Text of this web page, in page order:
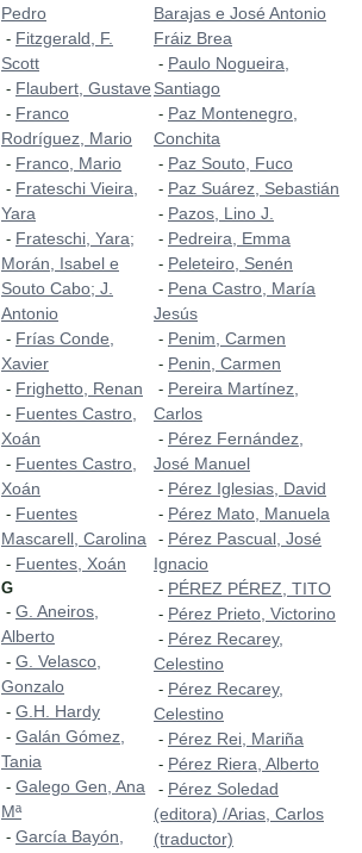
Pedro
- Fitzgerald, F.
Scott
- Flaubert, Gustave
- Franco
Rodríguez, Mario
- Franco, Mario
- Frateschi Vieira,
Yara
- Frateschi, Yara;
Morán, Isabel e
Souto Cabo; J.
Antonio
- Frías Conde,
Xavier
- Frighetto, Renan
- Fuentes Castro,
Xoán
- Fuentes Castro,
Xoán
- Fuentes
Mascarell, Carolina
- Fuentes, Xoán
G
- G. Aneiros,
Alberto
- G. Velasco,
Gonzalo
- G.H. Hardy
- Galán Gómez,
Tania
- Galego Gen, Ana
Mª
- García Bayón,
Barajas e José Antonio
Fráiz Brea
- Paulo Nogueira,
Santiago
- Paz Montenegro,
Conchita
- Paz Souto, Fuco
- Paz Suárez, Sebastián
- Pazos, Lino J.
- Pedreira, Emma
- Peleteiro, Senén
- Pena Castro, María
Jesús
- Penim, Carmen
- Penin, Carmen
- Pereira Martínez,
Carlos
- Pérez Fernández,
José Manuel
- Pérez Iglesias, David
- Pérez Mato, Manuela
- Pérez Pascual, José
Ignacio
- PÉREZ PÉREZ, TITO
- Pérez Prieto, Victorino
- Pérez Recarey,
Celestino
- Pérez Recarey,
Celestino
- Pérez Rei, Mariña
- Pérez Riera, Alberto
- Pérez Soledad
(editora) /Arias, Carlos
(traductor)